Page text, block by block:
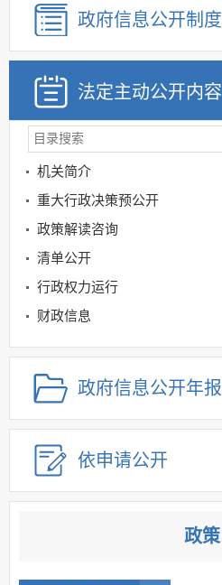
政府信息公开制度
法定主动公开内容
机关简介
重大行政决策预公开
政策解读咨询
清单公开
行政权力运行
财政信息
就业创业领域
社会保险领域
根治欠薪
规划信息
建议提案办理
公务员及事业单位招录
监督保障
政府信息公开年报
依申请公开
政策